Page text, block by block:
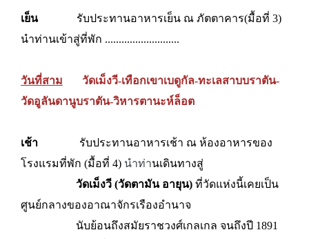
เย็น รับประทานอาหารเย็น ณ ภัตตาคาร(มื้อที่ 3)
นำท่านเข้าสู่ที่พัก ...........................
วันที่สาม วัดเม็งวี-เทือกเขาเบดูกัล-ทะเลสาบบราตัน-
วัดอูลันดานูบราตัน-วิหารตานะห์ล็อต
เช้า รับประทานอาหารเช้า ณ ห้องอาหารของ
โรงแรมที่พัก (มื้อที่ 4) นำท่านเดินทางสู่
วัดเม็งวี (วัดตามัน อายุน) ที่วัดแห่งนี้เคยเป็น
ศูนย์กลางของอาณาจักรเรืองอำนาจ
นับย้อนถึงสมัยราชวงศ์เกลเกล จนถึงปี 1891